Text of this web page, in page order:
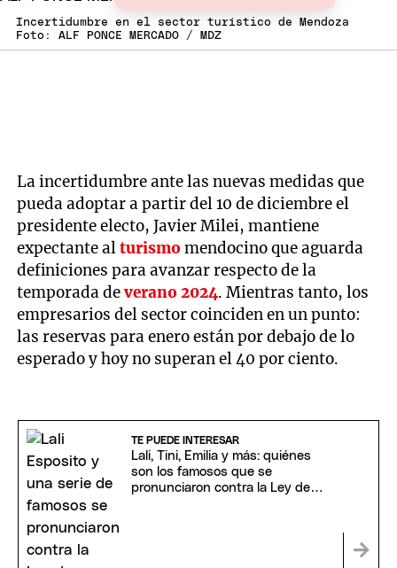
Incertidumbre en el sector turístico de Mendoza
Foto: ALF PONCE MERCADO / MDZ
La incertidumbre ante las nuevas medidas que
pueda adoptar a partir del 10 de diciembre el
presidente electo, Javier Milei, mantiene
expectante alturismomendocino que aguarda
definiciones para avanzar respecto de la
temporada deverano 2024. Mientras tanto, los
empresarios del sector coinciden en un punto:
las reservas para enero están por debajo de lo
esperado y hoy no superan el 40 por ciento.
TE PUEDE INTERESAR
Lali, Tini, Emilia y más: quiénes
son los famosos que se
pronunciaron contra la Ley de